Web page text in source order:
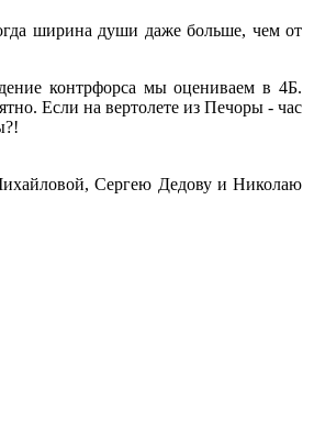
ширина души даже больше, чем от
контрфорса мы оцениваем в 4Б.
Если на вертолете из Печоры - час
Сергею Дедову и Николаю